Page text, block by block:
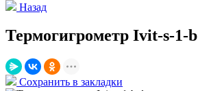
Назад
Термогигрометр Ivit-s-1-b
Сохранить в закладки